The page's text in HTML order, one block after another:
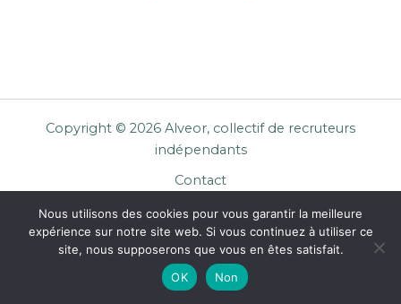
Copyright © 2026 Alveor, collectif de recruteurs
indépendants
Contact
Mentions légales
Confidentialité
CGU Entreprises
Nous utilisons des cookies pour vous garantir la meilleure
expérience sur notre site web. Si vous continuez à utiliser ce
site, nous supposerons que vous en êtes satisfait.
OK
Non